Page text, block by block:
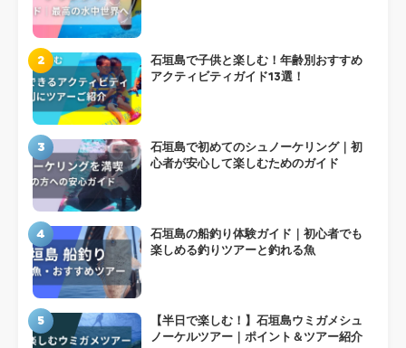
2
石垣島で子供と楽しむ！年齢別おすすめ
アクティビティガイド13選！
3
石垣島で初めてのシュノーケリング｜初
心者が安心して楽しむためのガイド
4
石垣島の船釣り体験ガイド｜初心者でも
楽しめる釣りツアーと釣れる魚
5
【半日で楽しむ！】石垣島ウミガメシュ
ノーケルツアー｜ポイント＆ツアー紹介